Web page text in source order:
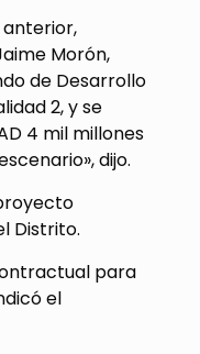
anterior,
Morón,
de Desarrollo
2, y se
4 mil millones
dijo.
Distrito.
para
el